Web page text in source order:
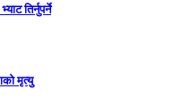
तिर्नुपर्ने
मृत्यु